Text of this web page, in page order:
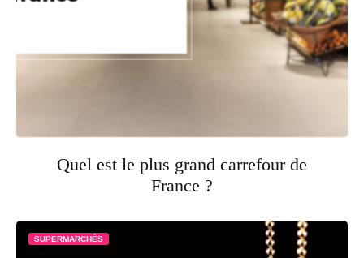
Quel est le plus grand carrefour de
France ?
SUPERMARCHÉS